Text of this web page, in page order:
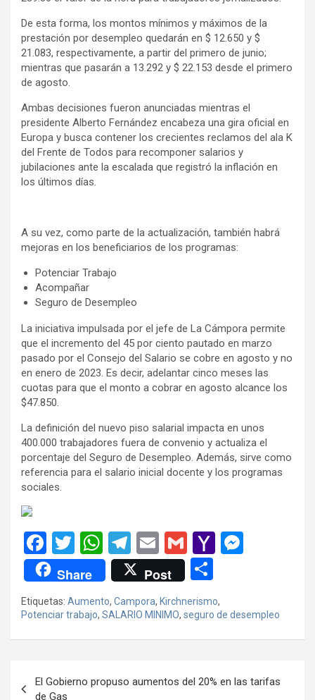
De esta forma, los montos mínimos y máximos de la
prestación por desempleo quedarán en $ 12.650 y $
21.083, respectivamente, a partir del primero de junio;
mientras que pasarán a 13.292 y $ 22.153 desde el primero
de agosto.
Ambas decisiones fueron anunciadas mientras el
presidente Alberto Fernández encabeza una gira oficial en
Europa y busca contener los crecientes reclamos del ala K
del Frente de Todos para recomponer salarios y
jubilaciones ante la escalada que registró la inflación en
los últimos días.
A su vez, como parte de la actualización, también habrá
mejoras en los beneficiarios de los programas:
Potenciar Trabajo
Acompañar
Seguro de Desempleo
La iniciativa impulsada por el jefe de La Cámpora permite
que el incremento del 45 por ciento pautado en marzo
pasado por el Consejo del Salario se cobre en agosto y no
en enero de 2023. Es decir, adelantar cinco meses las
cuotas para que el monto a cobrar en agosto alcance los
$47.850.
La definición del nuevo piso salarial impacta en unos
400.000 trabajadores fuera de convenio y actualiza el
porcentaje del Seguro de Desempleo. Además, sirve como
referencia para el salario inicial docente y los programas
sociales.
F
a
ce
b
o
k
T
wi
tt
er
W
h
at
s
A
p
T
el
e
gr
a
E
m
ail
G
m
ail
Y
o
o
ail
n
g
Share Post
m
p
tir
Etiquetas: Aumento, Campora, Kirchnerismo,
Potenciar trabajo, SALARIO MINIMO, seguro de desempleo
de
El Gobierno propuso aumentos del 20% en las tarifas
de Gas